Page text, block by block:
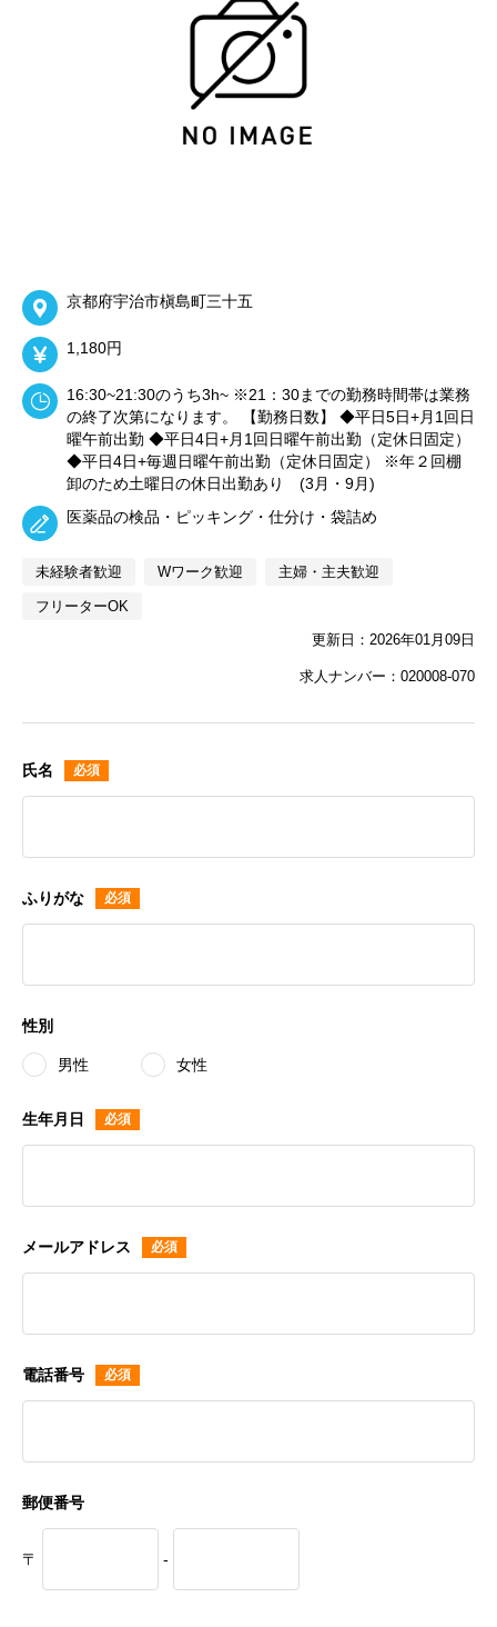
京都府宇治市槇島町三十五
1,180円
16:30~21:30のうち3h~ ※21：30までの勤務時間帯は業務
の終了次第になります。 【勤務日数】 ◆平日5日+月1回日
曜午前出勤 ◆平日4日+月1回日曜午前出勤（定休日固定）
◆平日4日+毎週日曜午前出勤（定休日固定） ※年２回棚
卸のため土曜日の休日出勤あり (3月・9月)
医薬品の検品・ピッキング・仕分け・袋詰め
未経験者歓迎 Wワーク歓迎 主婦・主夫歓迎
フリーターOK
更新日：2026年01月09日
求人ナンバー：020008-070
氏名
ふりがな
性別
男性 女性
生年月日
メールアドレス
電話番号
郵便番号
〒 -